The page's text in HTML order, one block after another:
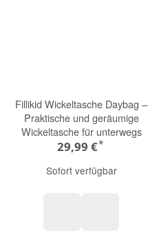
Fillikid Wickeltasche Daybag –
Praktische und geräumige
Wickeltasche für unterwegs
29,99 €*
Sofort verfügbar